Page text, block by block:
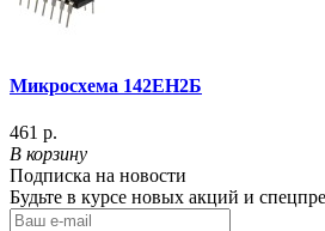
Микросхема 142ЕН2Б
461 р.
В корзину
Подписка на новости
Будьте в курсе новых акций и